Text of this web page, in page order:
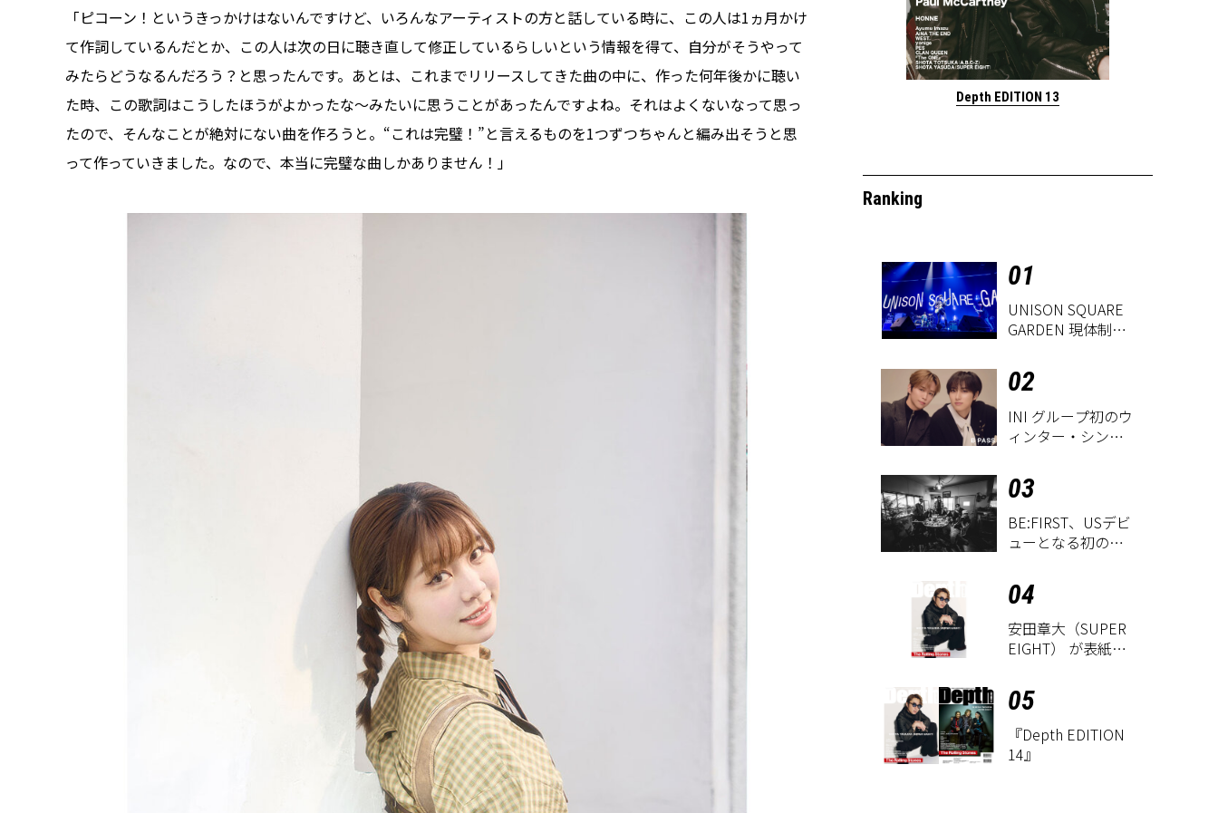
「ピコーン！というきっかけはないんですけど、いろんなアーティストの方と話している時に、この人は1ヵ月かけ
て作詞しているんだとか、この人は次の日に聴き直して修正しているらしいという情報を得て、自分がそうやって
みたらどうなるんだろう？と思ったんです。あとは、これまでリリースしてきた曲の中に、作った何年後かに聴い
た時、この歌詞はこうしたほうがよかったな〜みたいに思うことがあったんですよね。それはよくないなって思っ
たので、そんなことが絶対にない曲を作ろうと。“これは完璧！”と言えるものを1つずつちゃんと編み出そうと思
って作っていきました。なので、本当に完璧な曲しかありません！」
Depth EDITION 13
Ranking
01
UNISON SQUARE
GARDEN 現体制ラ
『UNISON
SQUARE GARDEN
LIVE
2026「Sentimental
Period」』レポー
02
INI グループ初のウ
ィンター・シング
MAGIC」
03
BE:FIRST、USデビ
ューとなる初のグ
EP『WATCH ME』
が9月18日にリリー
ス決定！
04
安田章大（SUPER
EIGHT） が表紙に
EDITION 14』が8
月18日に発売
05
『Depth EDITION
14』